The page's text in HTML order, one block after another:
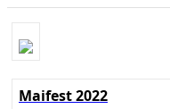
Maifest 2022